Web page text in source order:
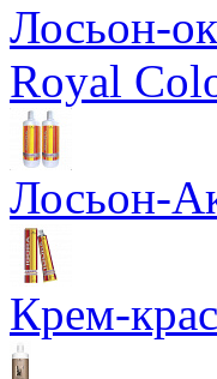
Лосьон-
Royal
Лосьон-
Крем-